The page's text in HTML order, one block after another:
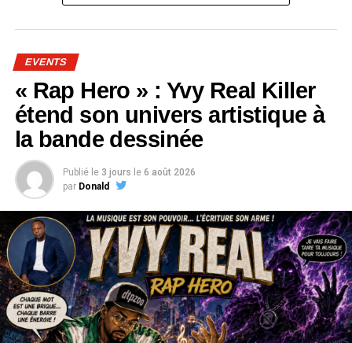
EVENTS
« Rap Hero » : Yvy Real Killer
étend son univers artistique à
la bande dessinée
Publié le 3 jours le 6 août 2026
par Donald